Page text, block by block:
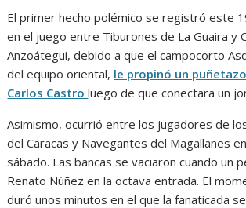
El primer hecho polémico se registró este
en el juego entre Tiburones de La Guaira y
Anzoátegui, debido a que el campocorto
del equipo oriental, le propinó un
Carlos Castro luego de que conectara un
Asimismo, ocurrió entre los jugadores de
del Caracas y Navegantes del Magallanes
sábado. Las bancas se vaciaron cuando un
Renato Núñez en la octava entrada. El
duró unos minutos en el que la fanaticada